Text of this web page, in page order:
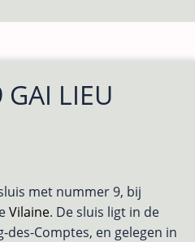
GAI LIEU
met nummer 9, bij
Vilaine. De sluis ligt in de
Comptes, en gelegen in